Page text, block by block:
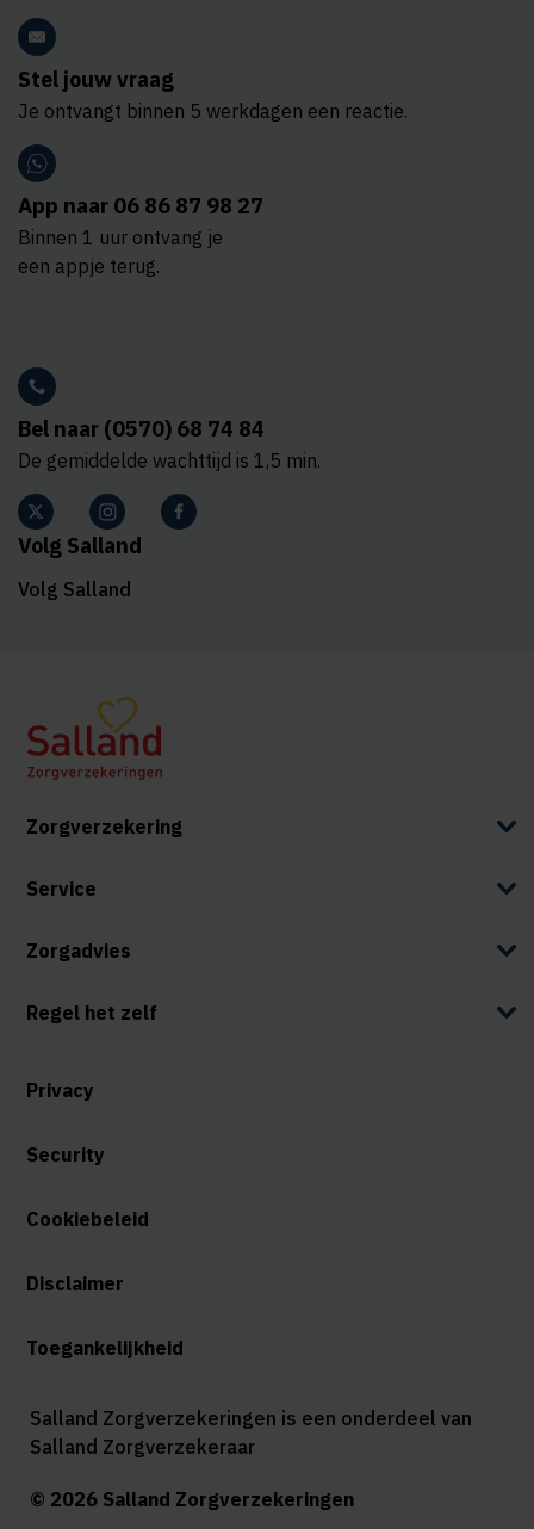
Stel jouw vraag
Je ontvangt binnen 5 werkdagen een reactie.
App naar 06 86 87 98 27
Binnen 1 uur ontvang je
een appje terug.
Bel naar (0570) 68 74 84
De gemiddelde wachttijd is 1,5 min.
Volg Salland
Volg Salland
Zorgverzekering
Service
Zorgadvies
Regel het zelf
Privacy
Security
Cookiebeleid
Disclaimer
Toegankelijkheid
Salland Zorgverzekeringen is een onderdeel van
Salland Zorgverzekeraar
© 2026 Salland Zorgverzekeringen